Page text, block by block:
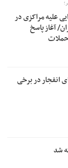
علیه مراکزی در
آغاز پاسخ
انفجار در برخی
شد